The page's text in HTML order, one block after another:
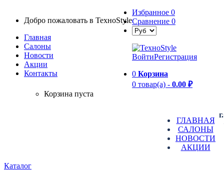
Добро пожаловать в TexноStyle
Главная
Салоны
Новости
Aкции
Контакты
Избранное 0
Сравнение 0
ВойтиРегистрация
0 Корзина
0 товар(а) - 0.00 ₽
Корзина пуста
ГЛАВНАЯ
САЛОНЫ
НОВОСТИ
АКЦИИ
Каталог